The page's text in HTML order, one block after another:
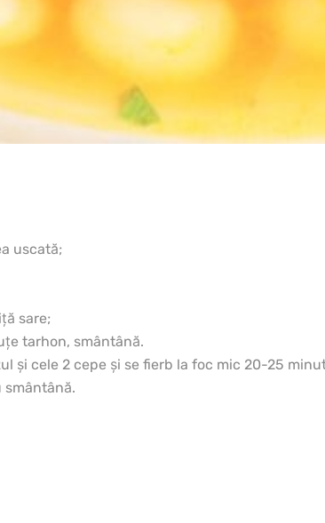
uscată;
sare;
tarhon, smântână.
şi cele 2 cepe şi se fierb la foc mic 20-25
smântână.